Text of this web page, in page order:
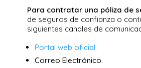
Para contratar una póliza de
de seguros de confianza o
siguientes canales de
Portal web oficial.
Correo Electrónico.